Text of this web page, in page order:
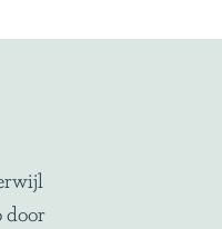
door